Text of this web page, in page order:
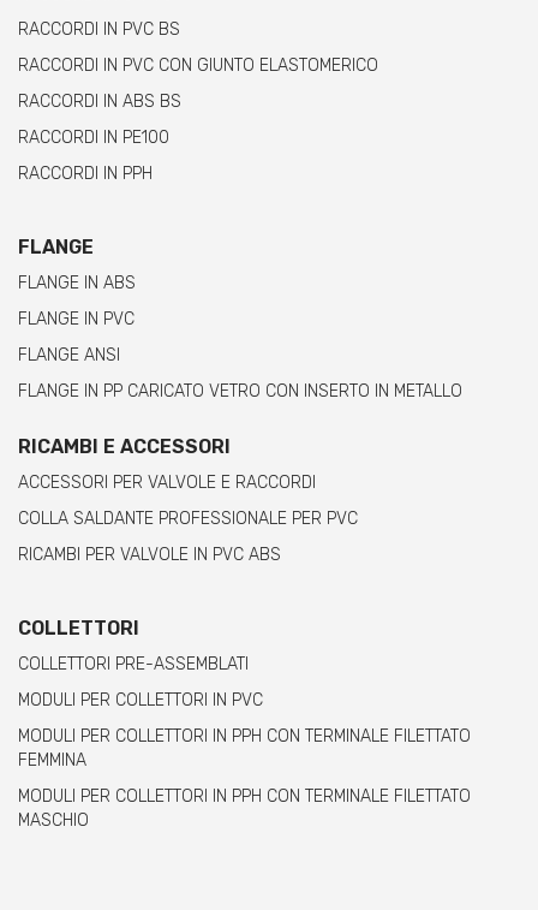
RACCORDI IN PVC BS
RACCORDI IN PVC CON GIUNTO ELASTOMERICO
RACCORDI IN ABS BS
RACCORDI IN PE100
RACCORDI IN PPH
FLANGE
FLANGE IN ABS
FLANGE IN PVC
FLANGE ANSI
FLANGE IN PP CARICATO VETRO CON INSERTO IN METALLO
RICAMBI E ACCESSORI
ACCESSORI PER VALVOLE E RACCORDI
COLLA SALDANTE PROFESSIONALE PER PVC
RICAMBI PER VALVOLE IN PVC ABS
COLLETTORI
COLLETTORI PRE-ASSEMBLATI
MODULI PER COLLETTORI IN PVC
MODULI PER COLLETTORI IN PPH CON TERMINALE FILETTATO
FEMMINA
MODULI PER COLLETTORI IN PPH CON TERMINALE FILETTATO
MASCHIO